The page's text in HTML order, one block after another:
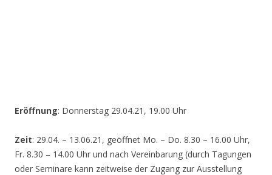
Eröffnung: Donnerstag 29.04.21, 19.00 Uhr
Zeit: 29.04. – 13.06.21, geöffnet Mo. – Do. 8.30 – 16.00 Uhr,
Fr. 8.30 – 14.00 Uhr und nach Vereinbarung (durch Tagungen
oder Seminare kann zeitweise der Zugang zur Ausstellung